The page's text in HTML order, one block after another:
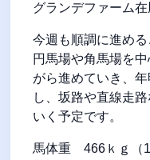
グランデファーム在
今週も順調に進め
円馬場や角馬場を
がら進めていき、
し、坂路や直線走
いく予定です。
馬体重 466 ｋｇ（